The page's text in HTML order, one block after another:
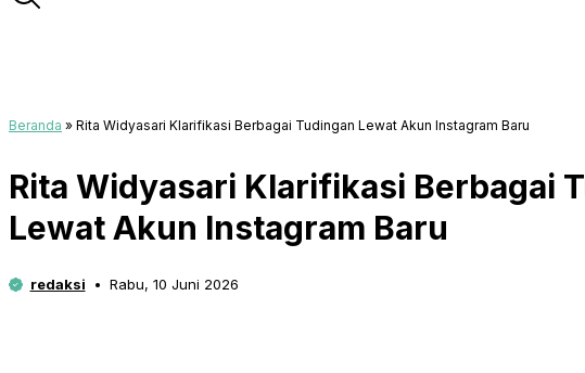
Beranda » Rita Widyasari Klarifikasi Berbagai Tudingan Lewat Akun Instagram Baru
Rita Widyasari Klarifikasi Berbagai
Lewat Akun Instagram Baru
redaksi Rabu, 10 Juni 2026